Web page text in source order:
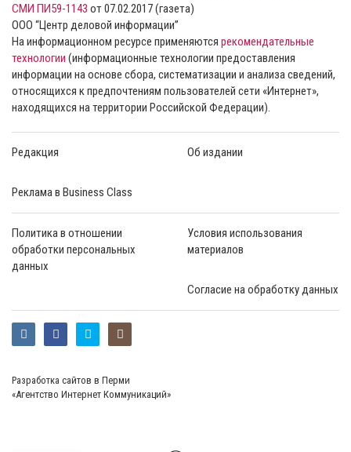
СМИ ПИ59-1143 от 07.02.2017 (газета)
ООО “Центр деловой информации”
На информационном ресурсе применяются рекомендательные
технологии (информационные технологии предоставления
информации на основе сбора, систематизации и анализа сведений,
относящихся к предпочтениям пользователей сети «Интернет»,
находящихся на территории Российской Федерации).
Редакция Об издании
Реклама в Business Class
Политика в отношении
обработки персональных
данных
Условия использования
материалов
Согласие на обработку данных
Разработка сайтов в Перми
«Агентство Интернет Коммуникаций»